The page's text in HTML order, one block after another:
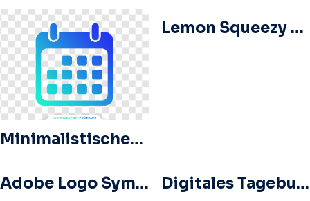
Minimalistisches blau-grünes Kalendersymbol Kostenloses PNG
Lemon Squeezy Logo-Symbolsatz – Kostenloses PNG
Adobe Logo Symbol Hohe Qualität Kostenloses PNG Digitales Tagebuch-Logo für die Foto-Journaling-App – Kostenloses PNG